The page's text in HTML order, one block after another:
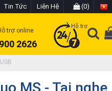
Tin Tức Liên Hệ (0)
trợ online
2626
Hỗ trợ